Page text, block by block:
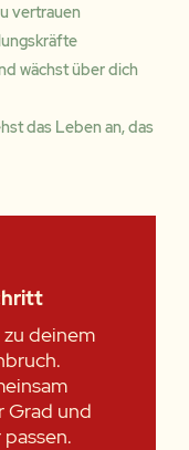
vertrauen
wächst über dich
das Leben an, das
deinem
Grad und